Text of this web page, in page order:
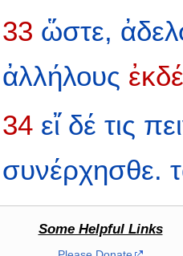
33 ὥστε,
ἀλλήλους
34 εἴ δέ τις
συνέρχησθε.
Some Helpful Links